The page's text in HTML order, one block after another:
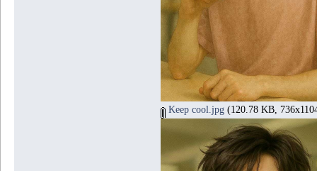
Keep cool.jpg(120.78 KB,